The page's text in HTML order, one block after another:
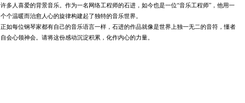
许多人喜爱的背景音乐。作为一名网络工程师的石进，如今也是一位“音乐工程师”，他用一
个个温暖而治愈人心的旋律构建起了独特的音乐世界。
正如每位钢琴家都有自己的音乐语言一样，石进的作品就像是世界上独一无二的音符，懂者
自会心领神会。请将这份感动沉淀积累，化作内心的力量。